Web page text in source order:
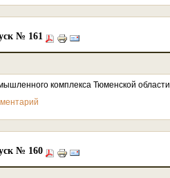
№ 161
комплекса Тюменской области
№ 160